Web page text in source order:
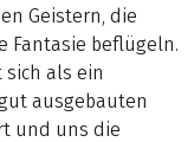
Geistern, die
Fantasie beflügeln.
sich als ein
ausgebauten
und uns die